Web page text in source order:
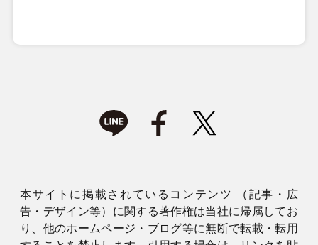
本サイトに掲載されているコンテンツ （記事・広
告・デザイン等）に関する著作権は当社に帰属してお
り、他のホームページ・ブログ等に無断で転載・転用